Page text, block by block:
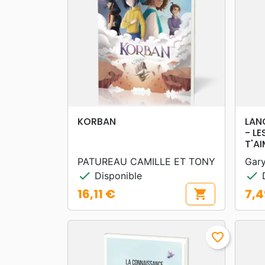
searchAPERÇU RAPIDE
KORBAN
PATUREAU CAMILLE ET TONY
check Disponible
Prix
16,11 € shopping_cart
-
check
Prix
favorite_border